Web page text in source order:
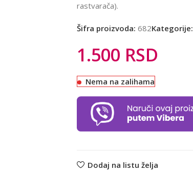
rastvarača).
Šifra proizvoda: 682Kategorije:
1.500 RSD
Nema na zalihama
Dodaj na listu želja